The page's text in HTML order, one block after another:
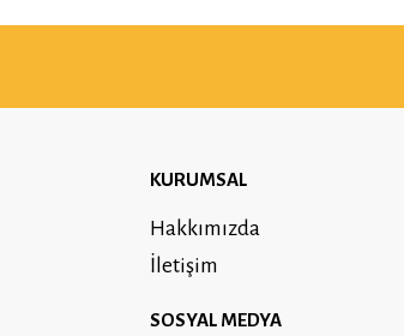
KURUMSAL
Hakkımızda
İletişim
SOSYAL MEDYA